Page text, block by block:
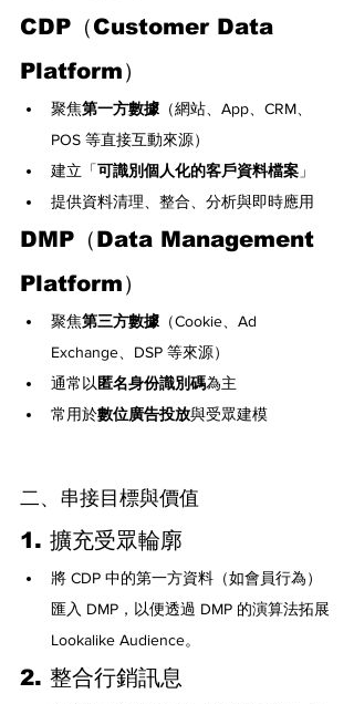
CDP（Customer Data
Platform）
聚焦第一方數據 （網站、App、CRM、
POS 等直接互動來源）
建立「可識別個人化的客戶資料檔案 」
提供資料清理、整合、分析與即時應用
DMP（Data Management
Platform）
聚焦第三方數據 （Cookie、Ad
Exchange、DSP 等來源）
通常以匿名身份識別碼為主
常用於數位廣告投放與受眾建模
二、串接目標與價值
1. 擴充受眾輪廓
將 CDP 中的第一方資料（如會員行為）
匯入 DMP，以便透過 DMP 的演算法拓展
Lookalike Audience。
2. 整合行銷訊息